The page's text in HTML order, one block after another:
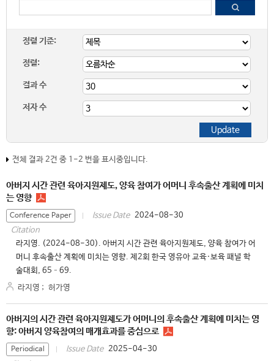
정렬 기준:
정렬:
결과 수
저자 수
전체 결과 2건 중 1-2 번을 표시중입니다.
아버지 시간 관련 육아지원제도, 양육 참여가 어머니 후속출산 계획에 미치
는 영향
Conference Paper Issue Date 2024-08-30
Citation
라지영. (2024-08-30). 아버지 시간 관련 육아지원제도, 양육 참여가 어
머니 후속출산 계획에 미치는 영향. 제2회 한국 영유아 교육·보육 패널 학
술대회, 65–69.
라지영 ; 허가영
아버지의 시간 관련 육아지원제도가 어머니의 후속출산 계획에 미치는 영
향: 아버지 양육참여의 매개효과를 중심으로
Periodical Issue Date 2025-04-30